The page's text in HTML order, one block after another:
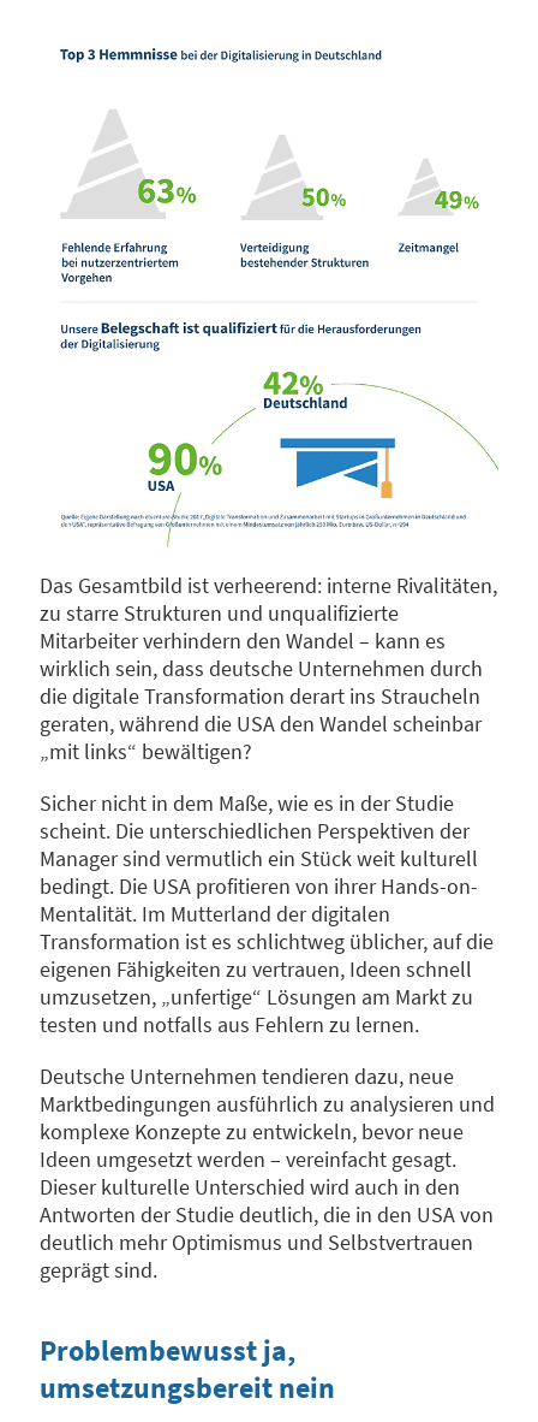
Das Gesamtbild ist verheerend: interne Rivalitäten,
zu starre Strukturen und unqualifizierte
Mitarbeiter verhindern den Wandel – kann es
wirklich sein, dass deutsche Unternehmen durch
die digitale Transformation derart ins Straucheln
geraten, während die USA den Wandel scheinbar
„mit links“ bewältigen?
Sicher nicht in dem Maße, wie es in der Studie
scheint. Die unterschiedlichen Perspektiven der
Manager sind vermutlich ein Stück weit kulturell
bedingt. Die USA profitieren von ihrer Hands-on-
Mentalität. Im Mutterland der digitalen
Transformation ist es schlichtweg üblicher, auf die
eigenen Fähigkeiten zu vertrauen, Ideen schnell
umzusetzen, „unfertige“ Lösungen am Markt zu
testen und notfalls aus Fehlern zu lernen.
Deutsche Unternehmen tendieren dazu, neue
Marktbedingungen ausführlich zu analysieren und
komplexe Konzepte zu entwickeln, bevor neue
Ideen umgesetzt werden – vereinfacht gesagt.
Dieser kulturelle Unterschied wird auch in den
Antworten der Studie deutlich, die in den USA von
deutlich mehr Optimismus und Selbstvertrauen
geprägt sind.
Problembewusst ja,
umsetzungsbereit nein